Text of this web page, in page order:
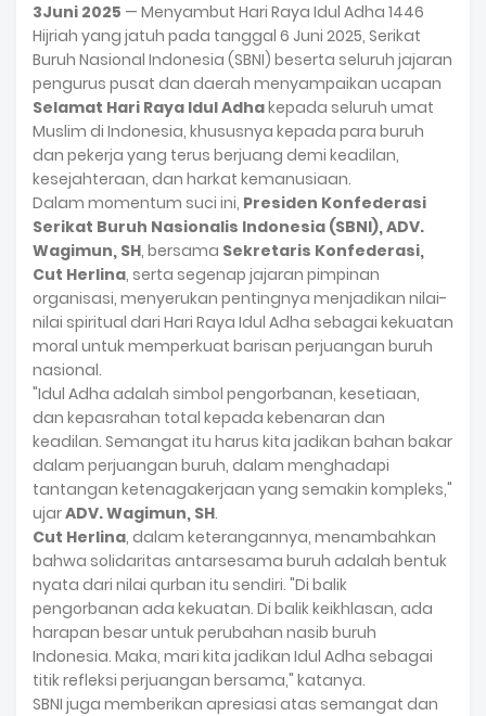
3Juni 2025 — Menyambut Hari Raya Idul Adha 1446
Hijriah yang jatuh pada tanggal 6 Juni 2025, Serikat
Buruh Nasional Indonesia (SBNI) beserta seluruh jajaran
pengurus pusat dan daerah menyampaikan ucapan
Selamat Hari Raya Idul Adhakepada seluruh umat
Muslim di Indonesia, khususnya kepada para buruh
dan pekerja yang terus berjuang demi keadilan,
kesejahteraan, dan harkat kemanusiaan.
Dalam momentum suci ini, Presiden Konfederasi
Serikat Buruh Nasionalis Indonesia (SBNI), ADV.
Wagimun, SH, bersama Sekretaris Konfederasi,
Cut Herlina, serta segenap jajaran pimpinan
organisasi, menyerukan pentingnya menjadikan nilai-
nilai spiritual dari Hari Raya Idul Adha sebagai kekuatan
moral untuk memperkuat barisan perjuangan buruh
nasional.
"Idul Adha adalah simbol pengorbanan, kesetiaan,
dan kepasrahan total kepada kebenaran dan
keadilan. Semangat itu harus kita jadikan bahan bakar
dalam perjuangan buruh, dalam menghadapi
tantangan ketenagakerjaan yang semakin kompleks,"
ujarADV. Wagimun, SH.
Cut Herlina, dalam keterangannya, menambahkan
bahwa solidaritas antarsesama buruh adalah bentuk
nyata dari nilai qurban itu sendiri. "Di balik
pengorbanan ada kekuatan. Di balik keikhlasan, ada
harapan besar untuk perubahan nasib buruh
Indonesia. Maka, mari kita jadikan Idul Adha sebagai
titik refleksi perjuangan bersama," katanya.
SBNI juga memberikan apresiasi atas semangat dan